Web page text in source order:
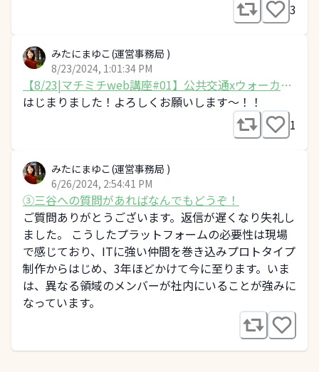
3
みたにまゆこ(運営事務局 )
8/23/2024, 1:01:34 PM
【8/23|マチミチweb講座#01】公共交通xウォーカブ
ル
はじまりました！よろしくお願いします〜！！
1
みたにまゆこ(運営事務局 )
6/26/2024, 2:54:41 PM
③三谷への質問があればなんでもどうぞ！
ご質問ありがとうございます。返信が遅くなり失礼し
ました。 こうしたプラットフォームの必要性は現場
で感じており、ITに強い仲間を巻き込みプロトタイプ
制作からはじめ、3年ほどかけて今に至ります。いま
は、異なる領域のメンバーが社内にいることが強みに
なっています。